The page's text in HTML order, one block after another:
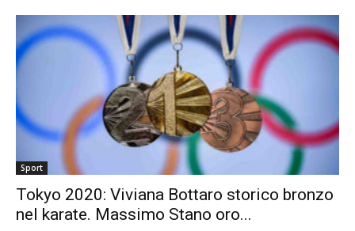
Sport
Tokyo 2020: Viviana Bottaro storico bronzo
nel karate. Massimo Stano oro...